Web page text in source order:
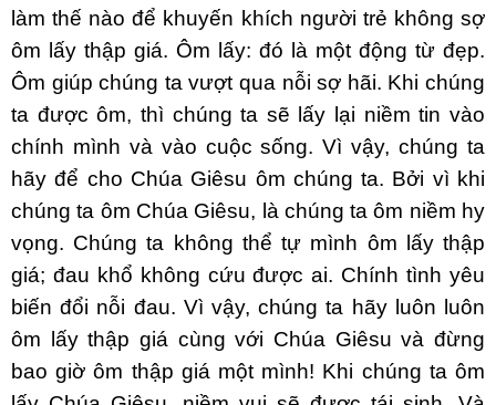
làm thế nào để khuyến khích người trẻ không sợ
ôm lấy thập giá. Ôm lấy: đó là một động từ đẹp.
Ôm giúp chúng ta vượt qua nỗi sợ hãi. Khi chúng
ta được ôm, thì chúng ta sẽ lấy lại niềm tin vào
chính mình và vào cuộc sống. Vì vậy, chúng ta
hãy để cho Chúa Giêsu ôm chúng ta. Bởi vì khi
chúng ta ôm Chúa Giêsu, là chúng ta ôm niềm hy
vọng. Chúng ta không thể tự mình ôm lấy thập
giá; đau khổ không cứu được ai. Chính tình yêu
biến đổi nỗi đau. Vì vậy, chúng ta hãy luôn luôn
ôm lấy thập giá cùng với Chúa Giêsu và đừng
bao giờ ôm thập giá một mình! Khi chúng ta ôm